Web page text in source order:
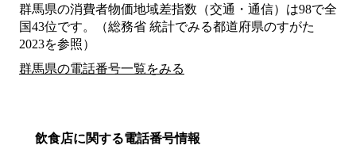
群馬県の消費者物価地域差指数（交通・通信）は98で全
国43位です。（総務省 統計でみる都道府県のすがた
2023を参照）
群馬県の電話番号一覧をみる
飲食店に関する電話番号情報